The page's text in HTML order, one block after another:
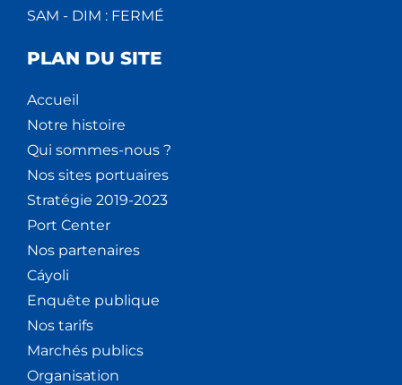
SAM - DIM : FERMÉ
PLAN DU SITE
Accueil
Notre histoire
Qui sommes-nous ?
Nos sites portuaires
Stratégie 2019-2023
Port Center
Nos partenaires
Cáyoli
Enquête publique
Nos tarifs
Marchés publics
Organisation